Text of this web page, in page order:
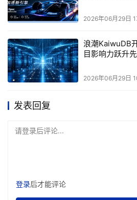
2026年06月29日
浪潮KaiwuDB
目影响力跃升
2026年06月29日
发表回复
请登录后评论...
登录后才能评论